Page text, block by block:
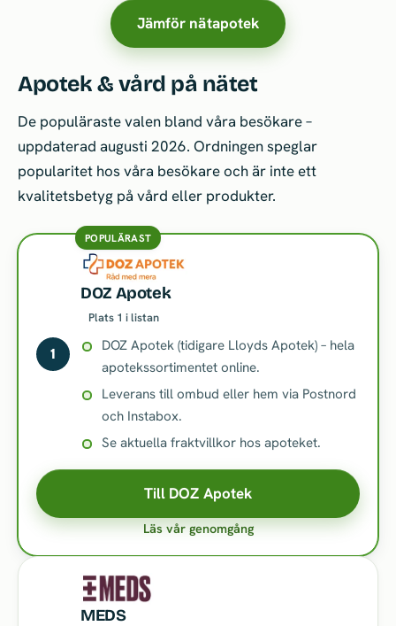
Jämför nätapotek
Apotek & vård på nätet
De populäraste valen bland våra besökare –
uppdaterad augusti 2026. Ordningen speglar
popularitet hos våra besökare och är inte ett
kvalitetsbetyg på vård eller produkter.
POPULÄRAST
1
DOZ Apotek
Plats 1 i listan
DOZ Apotek (tidigare Lloyds Apotek) – hela
apotekssortimentet online.
Leverans till ombud eller hem via Postnord
och Instabox.
Se aktuella fraktvillkor hos apoteket.
Till DOZ Apotek
Läs vår genomgång
MEDS